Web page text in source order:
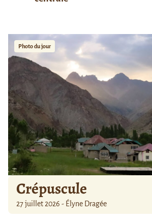
Photo du jour
Crépuscule
27 juillet 2026 - Élyne Dragée